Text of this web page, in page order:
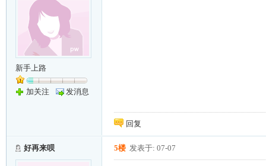
新手上路
加关注 发消息
回复
好再来呗 5楼 发表于: 07-07